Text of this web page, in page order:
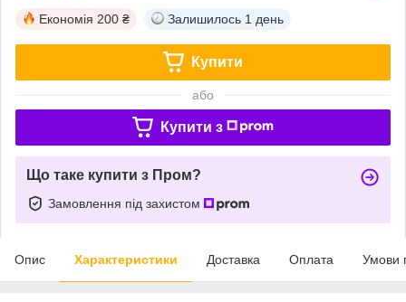
Економія 200 ₴ Залишилось 1 день
Купити
або
Купити з
Що таке купити з Пром?
Замовлення під захистом
Опис Характеристики Доставка Оплата Умови